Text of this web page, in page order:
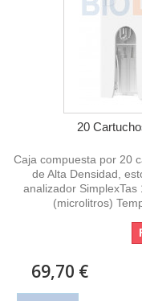
20
Caja compuesta por 20
de Alta Densidad,
analizador SimplexTas
(microlitros)
69,70 €